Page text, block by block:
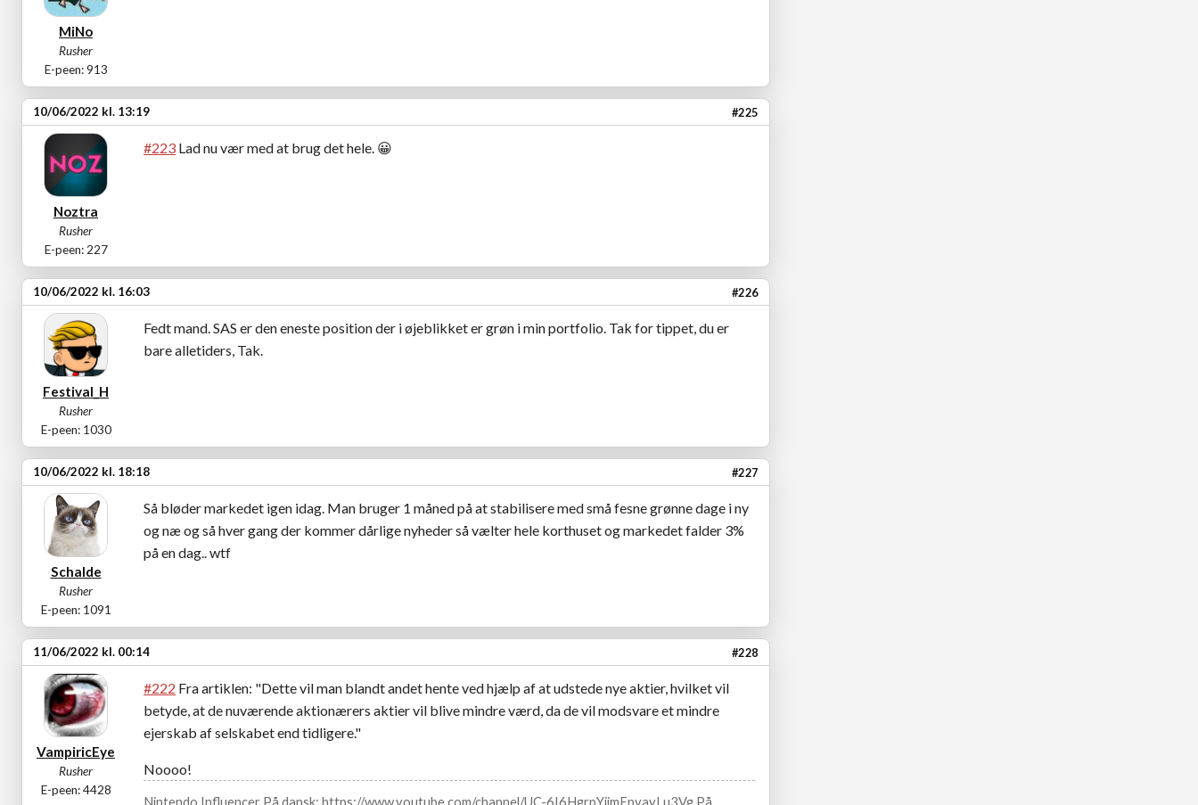
MiNo
Rusher
E-peen: 913
10/06/2022 kl. 13:19 #225
Noztra
Rusher
E-peen: 227
#223 Lad nu vær med at brug det hele. 😀
10/06/2022 kl. 16:03 #226
Festival_H
Rusher
E-peen: 1030
Fedt mand. SAS er den eneste position der i øjeblikket er grøn i min portfolio. Tak for tippet, du er
bare alletiders, Tak.
10/06/2022 kl. 18:18 #227
Schalde
Rusher
E-peen: 1091
Så bløder markedet igen idag. Man bruger 1 måned på at stabilisere med små fesne grønne dage i ny
og næ og så hver gang der kommer dårlige nyheder så vælter hele korthuset og markedet falder 3%
på en dag.. wtf
11/06/2022 kl. 00:14 #228
VampiricEye
Rusher
E-peen: 4428
#222 Fra artiklen: "Dette vil man blandt andet hente ved hjælp af at udstede nye aktier, hvilket vil
betyde, at de nuværende aktionærers aktier vil blive mindre værd, da de vil modsvare et mindre
ejerskab af selskabet end tidligere."
Noooo!
Nintendo Influencer På dansk: https://www.youtube.com/channel/UC-6I6HgrpYjimEpvayLu3Vg På